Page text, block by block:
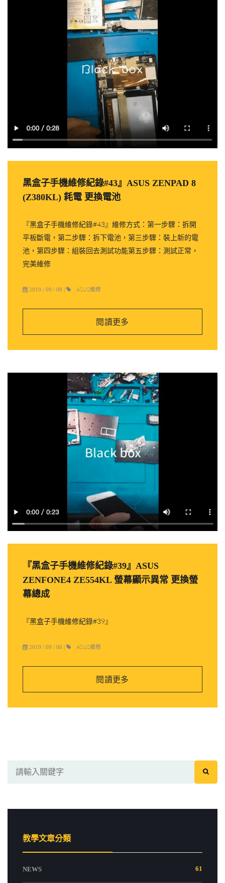
黑盒子手機維修紀錄#43』ASUS ZENPAD 8
(Z380KL) 耗電 更換電池
『黑盒子手機維修紀錄#43』維修方式：第一步驟：拆開
平板斷電，第二步驟：拆下電池，第三步驟：裝上新的電
池，第四步驟：組裝回去測試功能第五步驟：測試正常，
完美維修
2019 / 09 / 08 ASUS維修
閱讀更多
『黑盒子手機維修紀錄#39』ASUS
ZENFONE4 ZE554KL 螢幕顯示異常 更換螢
幕總成
『黑盒子手機維修紀錄#39』
2019 / 09 / 06 | ASUS維修
閱讀更多
教學文章分類
NEWS 61